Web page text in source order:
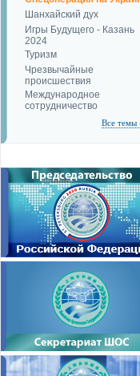
Шанхайский дух
Игры Будущего - Казань
2024
Туризм
Чрезвычайные
происшествия
Международное
сотрудничество
Все темы